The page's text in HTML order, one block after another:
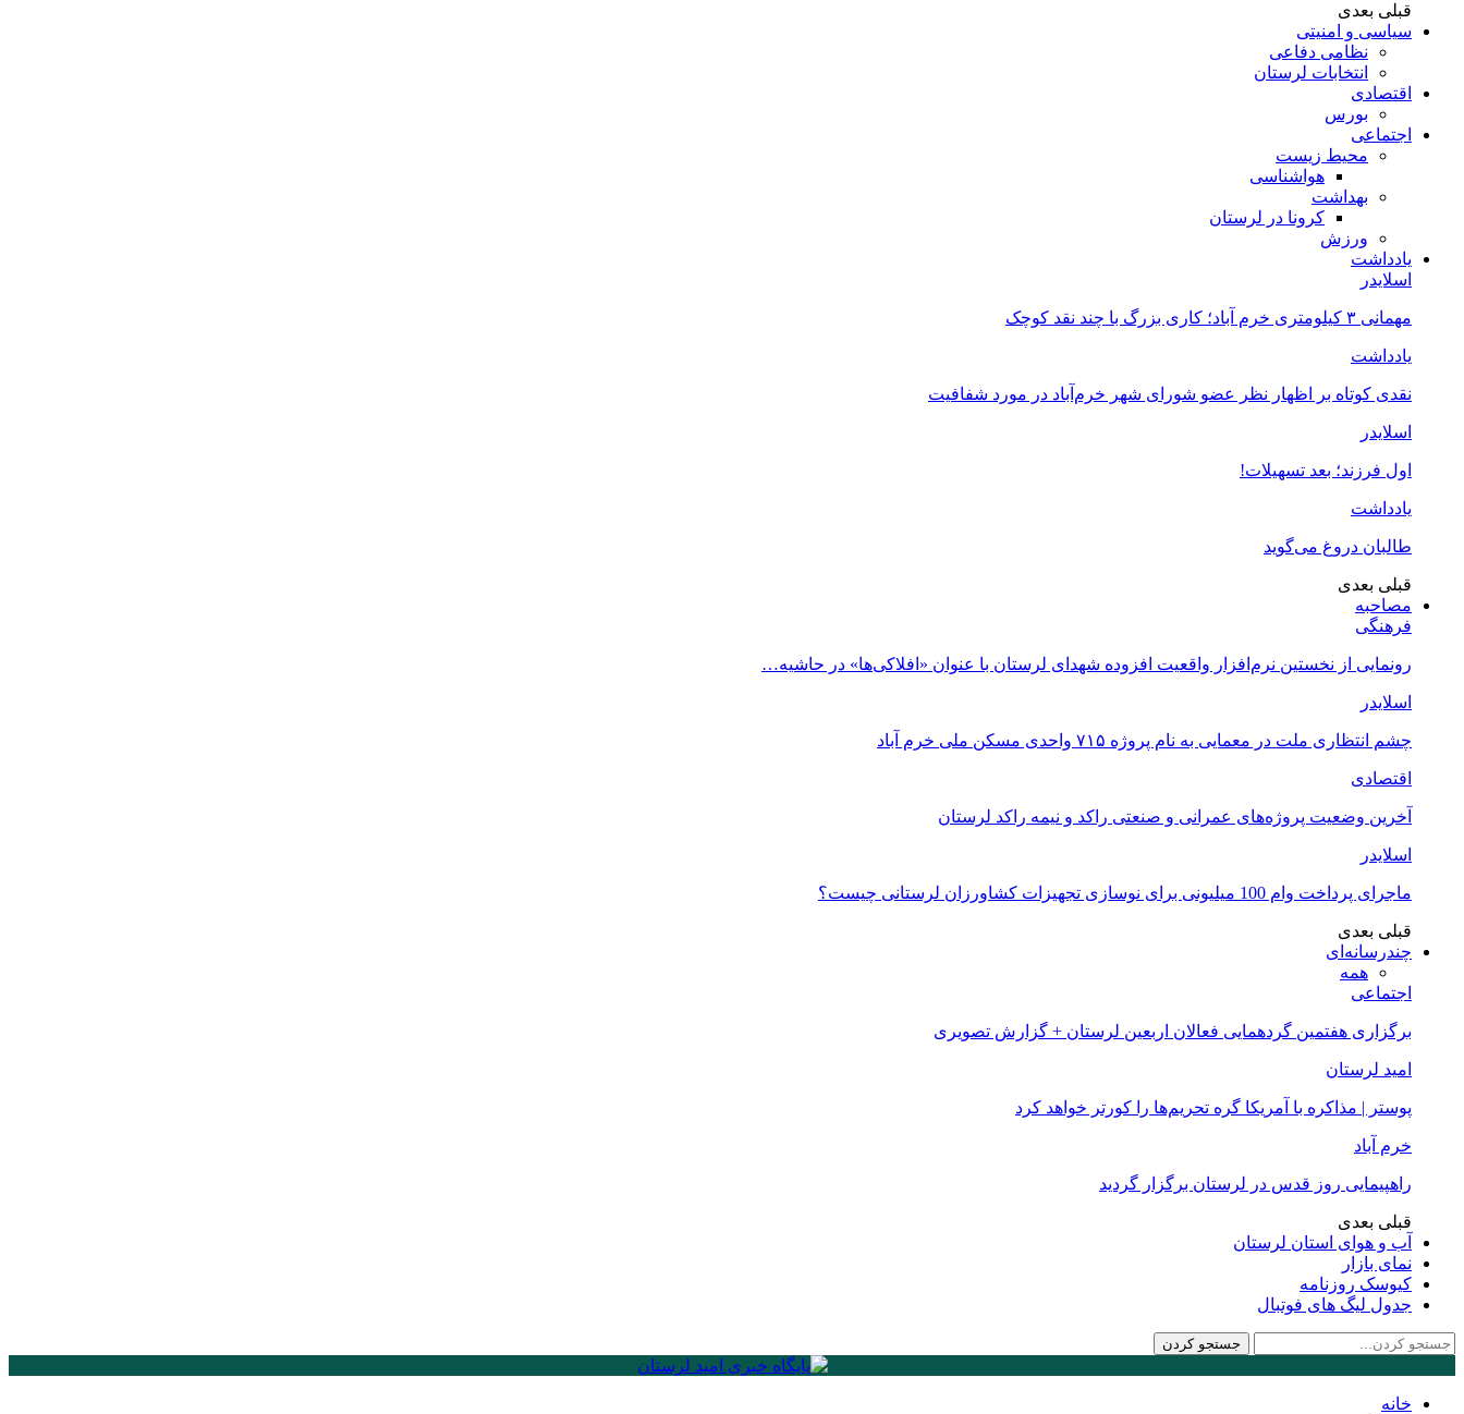
قبلی بعدی
سیاسی و امنیتی
نظامی دفاعی
انتخابات لرستان
اقتصادی
بورس
اجتماعی
محیط زیست
هواشناسی
بهداشت
کرونا در لرستان
ورزش
یادداشت
اسلایدر
مهمانی ۳ کیلومتری خرم آباد؛ کاری بزرگ با چند نقد کوچک
یادداشت
نقدی کوتاه بر اظهار نظر عضو شورای شهر خرم‌آباد در مورد شفافیت
اسلایدر
اول فرزند؛ بعد تسهیلات!
یادداشت
طالبان دروغ می‌گوید
قبلی بعدی
مصاحبه
فرهنگی
رونمایی از نخستین نرم‌افزار واقعیت افزوده شهدای لرستان با عنوان «افلاکی‌ها» در حاشیه…
اسلایدر
چشم انتظاری ملت در معمایی به نام پروژه ۷۱۵ واحدی مسکن ملی خرم آباد
اقتصادی
آخرین وضعیت پروژه‌های عمرانی و صنعتی راکد و نیمه راکد لرستان
اسلایدر
ماجرای پرداخت وام 100 میلیونی برای نوسازی تجهیزات کشاورزان لرستانی چیست؟
قبلی بعدی
چندرسانه‌ای
همه
اجتماعی
برگزاری هفتمین گردهمایی فعالان اربعین لرستان + گزارش تصویری
امید لرستان
پوستر | مذاکره با آمریکا گره تحریم‌ها را کورتر خواهد کرد
خرم آباد
راهپیمایی روز قدس در لرستان برگزار گردید
قبلی بعدی
آب و هوای استان لرستان
نمای بازار
کیوسک روزنامه
جدول لیگ های فوتبال
خانه